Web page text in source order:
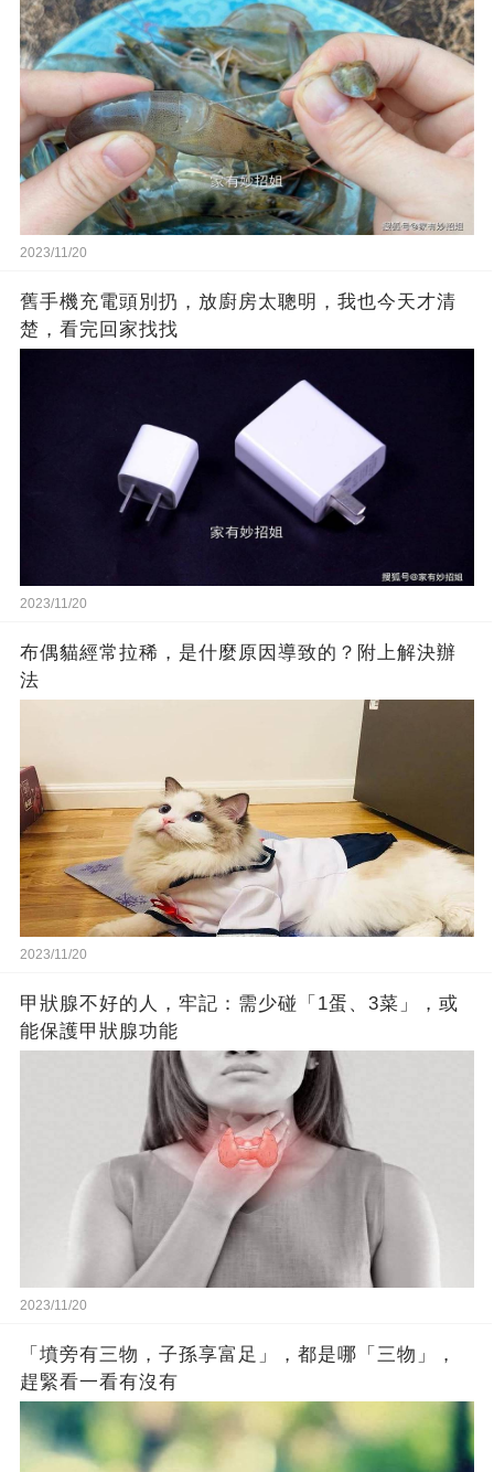
2023/11/20
舊手機充電頭別扔，放廚房太聰明，我也今天才清
楚，看完回家找找
2023/11/20
布偶貓經常拉稀，是什麼原因導致的？附上解決辦
法
2023/11/20
甲狀腺不好的人，牢記：需少碰「1蛋、3菜」，或
能保護甲狀腺功能
2023/11/20
「墳旁有三物，子孫享富足」，都是哪「三物」，
趕緊看一看有沒有